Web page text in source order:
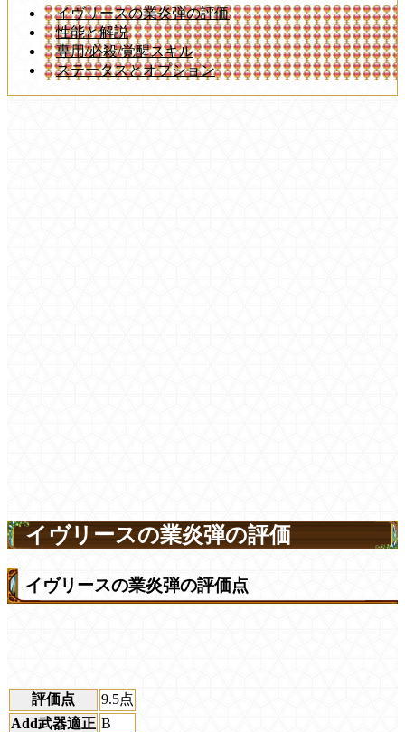
イヴリースの業炎弾の評価
性能と解説
専用/必殺/覚醒スキル
ステータスとオプション
イヴリースの業炎弾の評価
イヴリースの業炎弾の評価点
評価点 9.5点
Add武器適正 B